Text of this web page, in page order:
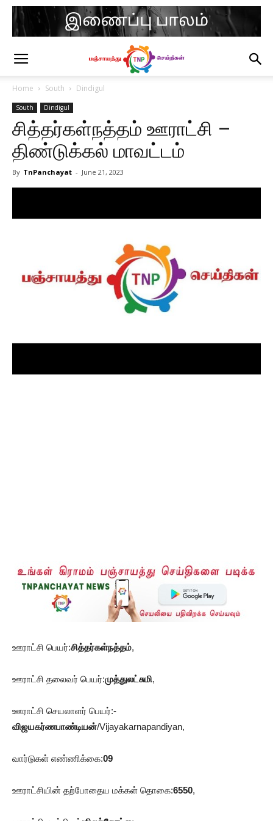
Home South Dindigul
South Dindigul
சித்தர்கள்நத்தம் ஊராட்சி –
திண்டுக்கல் மாவட்டம்
By TnPanchayat - June 21, 2023
ஊராட்சி பெயர்:சித்தர்கள்நத்தம்,
ஊராட்சி தலைவர் பெயர்:முத்துலட்சுமி,
ஊராட்சி செயலாளர் பெயர்:-
விஜயகர்ணபாண்டியன்/Vijayakarnapandiyan,
வார்டுகள் எண்ணிக்கை:09
ஊராட்சியின் தற்போதைய மக்கள் தொகை:6550,